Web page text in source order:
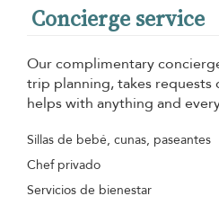
Concierge service
Our complimentary
trip planning, takes requests
helps with anything and
Sillas de bebé, cunas, paseantes
Chef privado
Servicios de bienestar